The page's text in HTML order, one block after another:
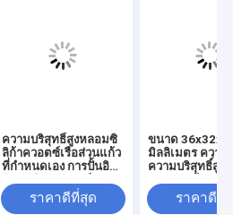
ความบริสุทธิ์สูงหลอมซิ
ลิก้าควอตซ์เรือส่วนแก้ว
ที่กําหนดเอง การปั้นอิน
ปรับปรุงครึ่งประสาท
ราคาดีที่สุด
ขนาด
มิลลิเมตร ควาร์
ความบริสุทธิ์สูง
แอลคาลี สําหรับ
ความสะอาดกร
ราคาดีที่